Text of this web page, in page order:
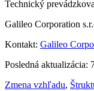
Technický
Galileo Corporation
Kontakt: Galileo
Posledná aktualizácia:
Zmena vzhľadu,